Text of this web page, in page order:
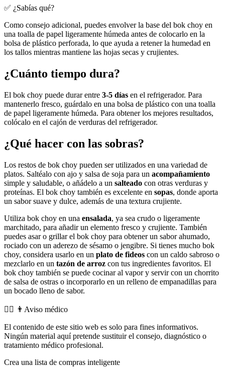
✅ ¿Sabías qué?
Como consejo adicional, puedes envolver la base del bok choy en
una toalla de papel ligeramente húmeda antes de colocarlo en la
bolsa de plástico perforada, lo que ayuda a retener la humedad en
los tallos mientras mantiene las hojas secas y crujientes.
¿Cuánto tiempo dura?
El bok choy puede durar entre 3-5 días en el refrigerador. Para
mantenerlo fresco, guárdalo en una bolsa de plástico con una toalla
de papel ligeramente húmeda. Para obtener los mejores resultados,
colócalo en el cajón de verduras del refrigerador.
¿Qué hacer con las sobras?
Los restos de bok choy pueden ser utilizados en una variedad de
platos. Saltéalo con ajo y salsa de soja para un acompañamiento
simple y saludable, o añádelo a un salteado con otras verduras y
proteínas. El bok choy también es excelente en sopas, donde aporta
un sabor suave y dulce, además de una textura crujiente.
Utiliza bok choy en una ensalada, ya sea crudo o ligeramente
marchitado, para añadir un elemento fresco y crujiente. También
puedes asar o grillar el bok choy para obtener un sabor ahumado,
rociado con un aderezo de sésamo o jengibre. Si tienes mucho bok
choy, considera usarlo en un plato de fideos con un caldo sabroso o
mezclarlo en un tazón de arroz con tus ingredientes favoritos. El
bok choy también se puede cocinar al vapor y servir con un chorrito
de salsa de ostras o incorporarlo en un relleno de empanadillas para
un bocado lleno de sabor.
👨‍⚕️️ 👨Aviso médico
El contenido de este sitio web es solo para fines informativos.
Ningún material aquí pretende sustituir el consejo, diagnóstico o
tratamiento médico profesional.
Crea una lista de compras inteligente